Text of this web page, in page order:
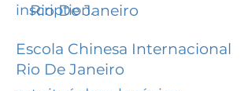
inscription.
Rio De Janeiro
Escola Chinesa Internacional
Rio De Janeiro